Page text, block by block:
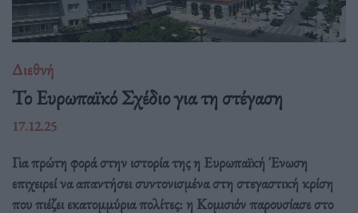
Διεθνή
Το Ευρωπαϊκό Σχέδιο για τη στέγαση
17.12.25
Για πρώτη φορά στην ιστορία της η Ευρωπαϊκή Ένωση
επιχειρεί να απαντήσει συντονισμένα στη στεγαστική κρίση
που πιέζει εκατομμύρια πολίτες: η Κομισιόν παρουσίασε στο